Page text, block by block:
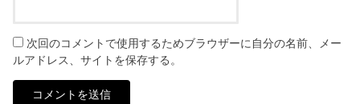
次回のコメントで使用するためブラウザーに自分の名前、メー
ルアドレス、サイトを保存する。